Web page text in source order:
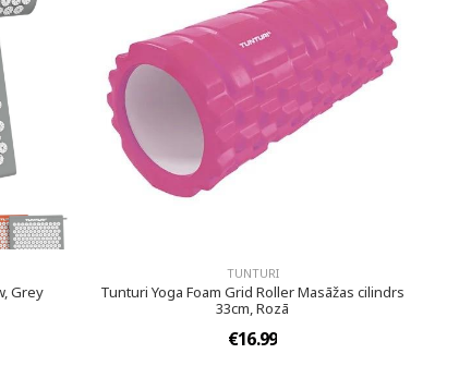
Grey
TUNTURI
Tunturi Yoga Foam Grid Roller Masāžas cilindrs
33cm, Rozā
€16.99